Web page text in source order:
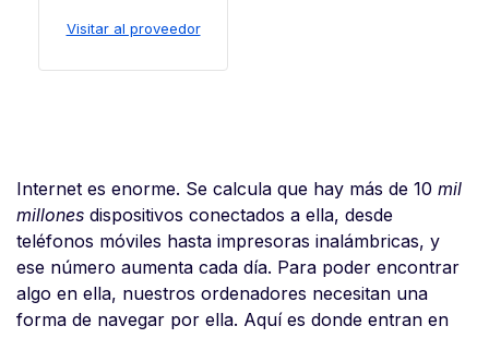
Visitar al proveedor
Internet es enorme. Se calcula que hay más de 10 mil
millones dispositivos conectados a ella, desde
teléfonos móviles hasta impresoras inalámbricas, y
ese número aumenta cada día. Para poder encontrar
algo en ella, nuestros ordenadores necesitan una
forma de navegar por ella. Aquí es donde entran en